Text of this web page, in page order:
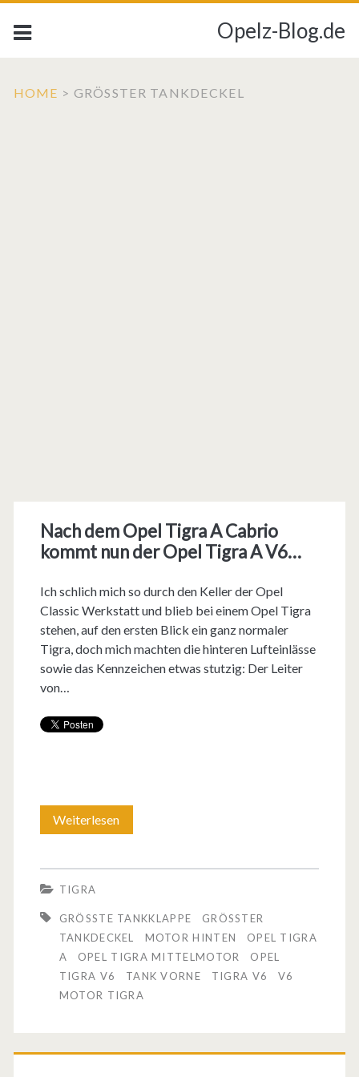
Opelz-Blog.de
HOME > GRÖSSTER TANKDECKEL
Nach dem Opel Tigra A Cabrio
kommt nun der Opel Tigra A V6…
Ich schlich mich so durch den Keller der Opel
Classic Werkstatt und blieb bei einem Opel Tigra
stehen, auf den ersten Blick ein ganz normaler
Tigra, doch mich machten die hinteren Lufteinlässe
sowie das Kennzeichen etwas stutzig: Der Leiter
von…
Weiterlesen
d
e
m
p
TIGRA
GRÖSSTE TANKKLAPPE
GRÖSSTER T
ANKDECKEL
MOTOR HINTEN
OPEL TIGRA
A
OPEL TIGRA MITTELMOTOR
OPEL
TIGRA V6
TANK VORNE TIGRA V6
V6
MOTOR TIGRA